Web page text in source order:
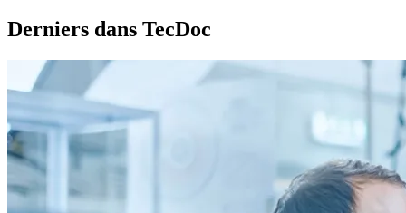
Derniers dans TecDoc